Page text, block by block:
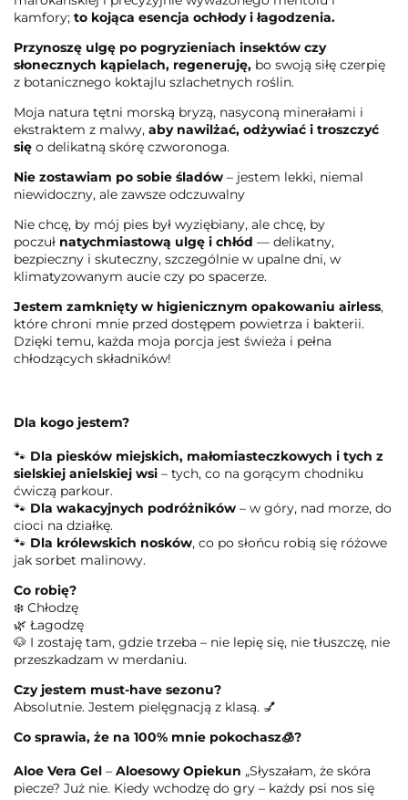
kamfory; to kojąca esencja ochłody i łagodzenia.
Przynoszę ulgę po pogryzieniach insektów czy
słonecznych kąpielach, regeneruję, bo swoją siłę czerpię
z botanicznego koktajlu szlachetnych roślin.
Moja natura tętni morską bryzą, nasyconą minerałami i
ekstraktem z malwy, aby nawilżać, odżywiać i troszczyć
się o delikatną skórę czworonoga.
Nie zostawiam po sobie śladów – jestem lekki, niemal
niewidoczny, ale zawsze odczuwalny
Nie chcę, by mój pies był wyziębiany, ale chcę, by
poczuł natychmiastową ulgę i chłód — delikatny,
bezpieczny i skuteczny, szczególnie w upalne dni, w
klimatyzowanym aucie czy po spacerze.
Jestem zamknięty w higienicznym opakowaniu airless,
które chroni mnie przed dostępem powietrza i bakterii.
Dzięki temu, każda moja porcja jest świeża i pełna
chłodzących składników!
Dla kogo jestem?
🐾 Dla piesków miejskich, małomiasteczkowych i tych z
sielskiej anielskiej wsi – tych, co na gorącym chodniku
ćwiczą parkour.
🐾 Dla wakacyjnych podróżników – w góry, nad morze, do
cioci na działkę.
🐾 Dla królewskich nosków, co po słońcu robią się różowe
jak sorbet malinowy.
Co robię?
❄️ Chłodzę
🌿 Łagodzę
🐶 I zostaję tam, gdzie trzeba – nie lepię się, nie tłuszczę, nie
przeszkadzam w merdaniu.
Czy jestem must-have sezonu?
Absolutnie. Jestem pielęgnacją z klasą. 💅
Co sprawia, że na 100% mnie pokochasz🧊?
Aloe Vera Gel – Aloesowy Opiekun „Słyszałam, że skóra
piecze? Już nie. Kiedy wchodzę do gry – każdy psi nos się